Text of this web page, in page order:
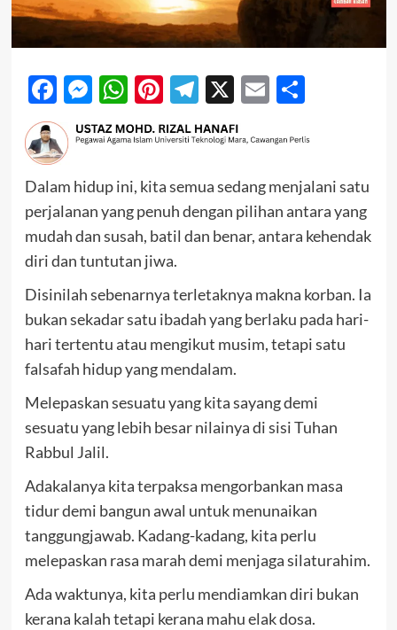
Facebook
Messenger
WhatsApp
Pinterest
Telegram
X EmailShare
Dalam hidup ini, kita semua sedang menjalani satu
perjalanan yang penuh dengan pilihan antara yang
mudah dan susah, batil dan benar, antara kehendak
diri dan tuntutan jiwa.
Disinilah sebenarnya terletaknya makna korban. Ia
bukan sekadar satu ibadah yang berlaku pada hari-
hari tertentu atau mengikut musim, tetapi satu
falsafah hidup yang mendalam.
Melepaskan sesuatu yang kita sayang demi
sesuatu yang lebih besar nilainya di sisi Tuhan
Rabbul Jalil.
Adakalanya kita terpaksa mengorbankan masa
tidur demi bangun awal untuk menunaikan
tanggungjawab. Kadang-kadang, kita perlu
melepaskan rasa marah demi menjaga silaturahim.
Ada waktunya, kita perlu mendiamkan diri bukan
kerana kalah tetapi kerana mahu elak dosa.